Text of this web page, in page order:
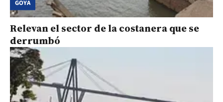
GOYA
Relevan el sector de la costanera que se
derrumbó